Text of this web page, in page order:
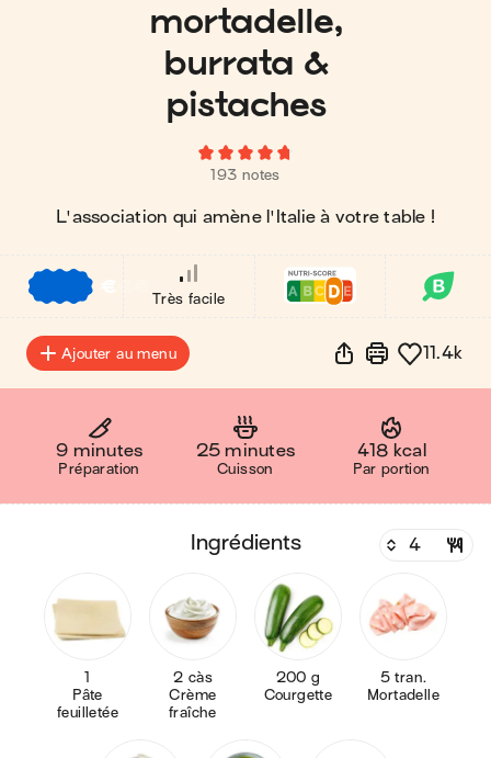
mortadelle,
burrata &
pistaches
193 notes
L'association qui amène l'Italie à votre table !
€
Très facile
Ajouter au menu 11.4k
9 minutes
Préparation
25 minutes
Cuisson
418 kcal
Par portion
ingrédients
1
Pâte
feuilletée
2 càs
Crème
fraîche
200 g
Courgette
5 tran.
Mortadelle